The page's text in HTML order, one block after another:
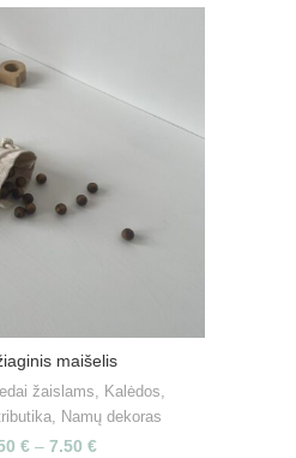
SAVYBES
maišelis
žaislams, Kalėdos,
, Namų dekoras
€ –7.50€